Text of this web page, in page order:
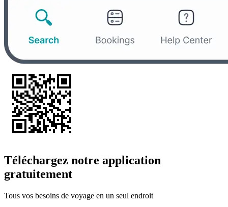
Téléchargez notre application
gratuitement
Tous vos besoins de voyage en un seul endroit